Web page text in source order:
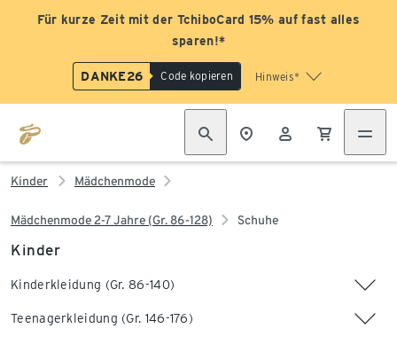
Für kurze Zeit mit der TchiboCard 15% auf fast alles
sparen!*
DANKE26 Code kopieren Hinweis*
Kinder Mädchenmode
Mädchenmode 2-7 Jahre (Gr. 86-128) Schuhe
Kinder
Kinderkleidung (Gr. 86-140)
Teenagerkleidung (Gr. 146-176)